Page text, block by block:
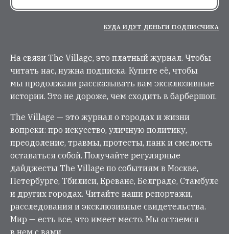
КУДА ИДУТ ДЕНЬГИ ПОДПИСЧИКА
На связи The Village, это платный журнал. Чтобы
читать нас, нужна подписка. Купите её, чтобы
мы продолжали рассказывать вам эксклюзивные
истории. Это не дороже, чем сходить в барбершоп.
The Village — это журнал о городах и жизни
вопреки: про искусство, уличную политику,
преодоление, травмы, протесты, панк и смелость
оставаться собой. Получайте регулярные
дайджесты The Village по событиям в Москве,
Петербурге, Тбилиси, Ереване, Белграде, Стамбуле
и других городах. Читайте наши репортажи,
расследования и эксклюзивные свидетельства.
Мир — есть все, что имеет место. Мы остаемся